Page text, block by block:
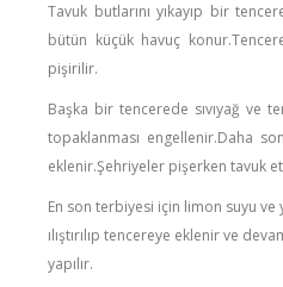
Tavuk butlarını yıkayıp bir
bütün küçük havuç
pişirilir.
Başka bir tencerede sıvıyağ ve
topaklanması engellenir.Daha
eklenir.Şehriyeler pişerken tavuk
En son terbiyesi için limon suyu ve
ılıştırılıp tencereye eklenir ve
yapılır.